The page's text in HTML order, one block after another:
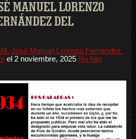
MANUEL LORENZO
DEL
José Manuel Lorenzo Fernández.
el 2 noviembre, 2025 No hay